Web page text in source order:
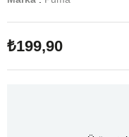
₺199,90